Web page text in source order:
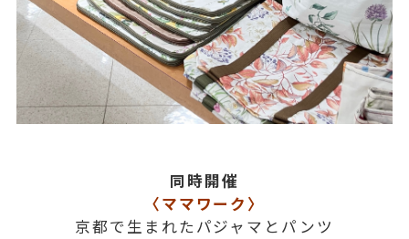
同時開催
〈ママワーク〉
京都で生まれたパジャマとパンツ